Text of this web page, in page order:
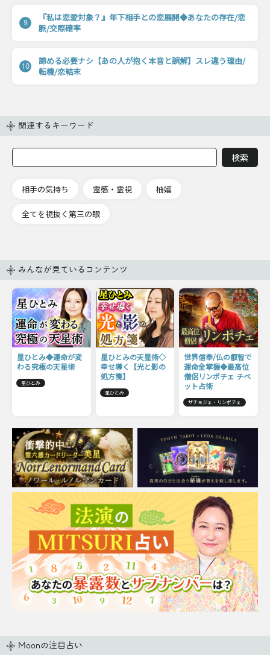
9
『私は恋愛対象？』年下相手との恋展開◆あなたの存在/恋
脈/交際確率
10
諦める必要ナシ【あの人が抱く本音と誤解】スレ違う理由/
転機/恋結末
関連するキーワード
相手の気持ち 霊感・霊視 柚嬉
全てを視抜く第三の眼
みんなが見ているコンテンツ
星ひとみ◆運命が変
わる究極の天星術
星ひとみ
星ひとみの天星術◇
幸せ導く【光と影の
処方箋】
星ひとみ
世界信奉/仏の叡智で
運命全掌握◆最高位
僧侶リンポチェ チベ
ット占術
ザチョジェ・リンポチェ
Moonの注目占い